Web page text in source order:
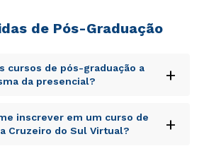
de Pós-Graduação
cursos de pós-graduação a
da presencial?
+
unde omnis iste natus error sit
doloremque laudantium,
eaque ipsa quae ab illo inventore
inscrever em um curso de
Cruzeiro do Sul Virtual?
+
dados sejam utilizados para o
da Cruzeiro do Sul.